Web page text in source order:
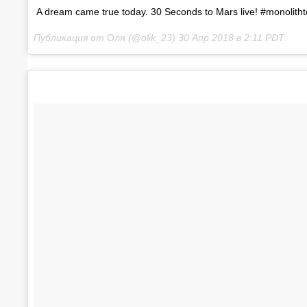
A dream came true today. 30 Seconds to Mars live!
Публикация от Оля (@olik_23) 30 Апр 2018 в 2:11 PDT